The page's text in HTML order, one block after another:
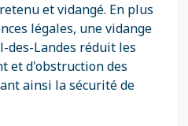
et vidangé. En plus
légales, une vidange
des-Landes réduit les
et d'obstruction des
ainsi la sécurité de